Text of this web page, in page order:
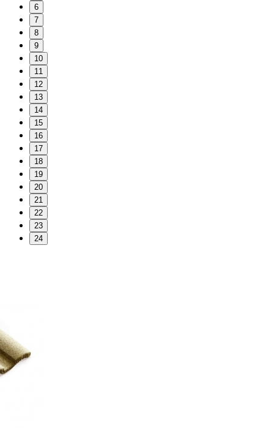
6
7
8
9
10
11
12
13
14
15
16
17
18
19
20
21
22
23
24